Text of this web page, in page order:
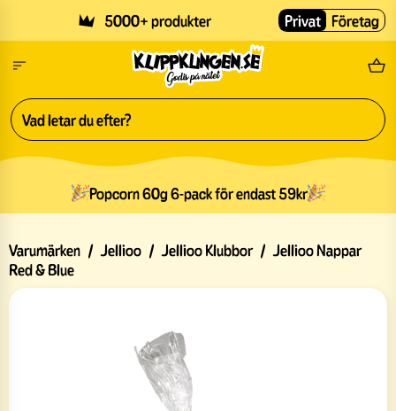
5000+ produkter Fri
Privat Företag
Popcorn 60g 6-pack för endast 59kr
Varumärken / Jellioo / Jellioo Klubbor / Jellioo Nappar
Red & Blue